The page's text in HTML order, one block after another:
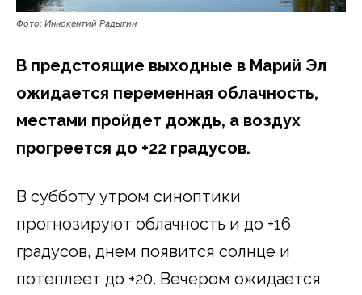
Фото: Иннокентий Радыгин
В предстоящие выходные в Марий Эл
ожидается переменная облачность,
местами пройдет дождь, а воздух
прогреется до +22 градусов.
В субботу утром синоптики
прогнозируют облачность и до +16
градусов, днем появится солнце и
потеплеет до +20. Вечером ожидается